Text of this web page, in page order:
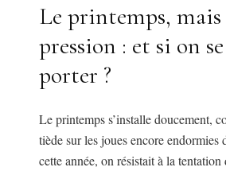
Le printemps, mais
pression : et si on
porter ?
Le printemps s’installe doucement,
tiède sur les joues encore endormies
cette année, on résistait à la tentation